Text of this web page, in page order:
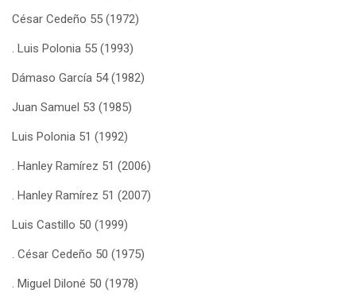
César Cedeño 55 (1972)
. Luis Polonia 55 (1993)
Dámaso García 54 (1982)
Juan Samuel 53 (1985)
Luis Polonia 51 (1992)
. Hanley Ramírez 51 (2006)
. Hanley Ramírez 51 (2007)
Luis Castillo 50 (1999)
. César Cedeño 50 (1975)
. Miguel Diloné 50 (1978)